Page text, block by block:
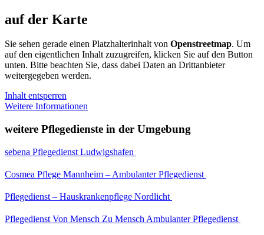
auf der Karte
Sie sehen gerade einen Platzhalterinhalt von Openstreetmap. Um
auf den eigentlichen Inhalt zuzugreifen, klicken Sie auf den Button
unten. Bitte beachten Sie, dass dabei Daten an Drittanbieter
weitergegeben werden.
Inhalt entsperren
Weitere Informationen
weitere Pflegedienste in der Umgebung
sebena Pflegedienst Ludwigshafen
Cosmea Pflege Mannheim – Ambulanter Pflegedienst
Pflegedienst – Hauskrankenpflege Nordlicht
Pflegedienst Von Mensch Zu Mensch Ambulanter Pflegedienst